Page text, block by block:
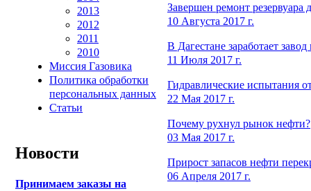
2013
2012
2011
2010
Миссия Газовика
Политика обработки
персональных данных
Статьи
Новости
Принимаем заказы на
Завершен ремонт резервуара
10 Августа 2017 г.
В Дагестане заработает
11 Июля 2017 г.
Гидравлические испытания
22 Мая 2017 г.
Почему рухнул рынок нефти?
03 Мая 2017 г.
Прирост запасов нефти
06 Апреля 2017 г.